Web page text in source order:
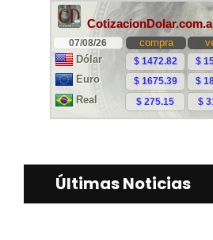
Últimas Noticias